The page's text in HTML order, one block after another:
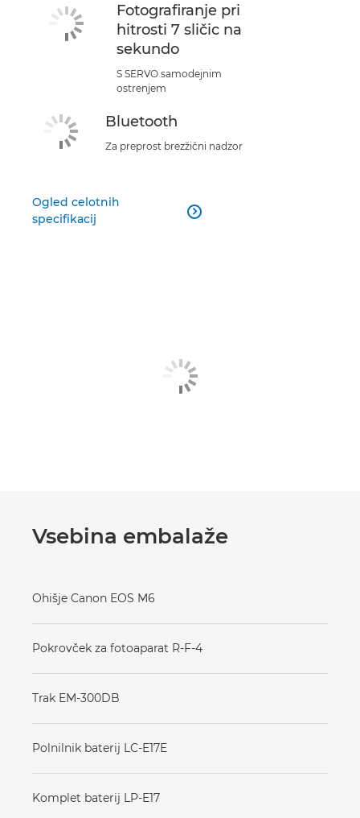
Fotografiranje pri
hitrosti 7 sličic na
sekundo
S SERVO samodejnim
ostrenjem
Bluetooth
Za preprost brezžični nadzor
Ogled celotnih
specifikacij

Vsebina embalaže
Ohišje Canon EOS M6
Pokrovček za fotoaparat R-F-4
Trak EM-300DB
Polnilnik baterij LC-E17E
Komplet baterij LP-E17